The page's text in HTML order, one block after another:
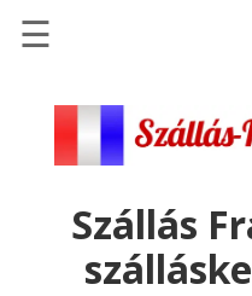
Szállások
Repülőjegy
☰
Szállás